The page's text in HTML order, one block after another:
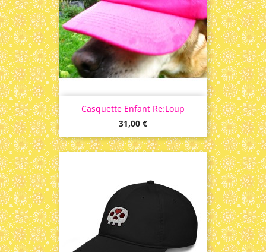
Casquette Enfant Re:Loup
Prix
31,00 €